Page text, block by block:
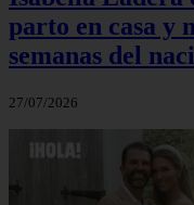
parto en casa y
semanas del
27/07/2026